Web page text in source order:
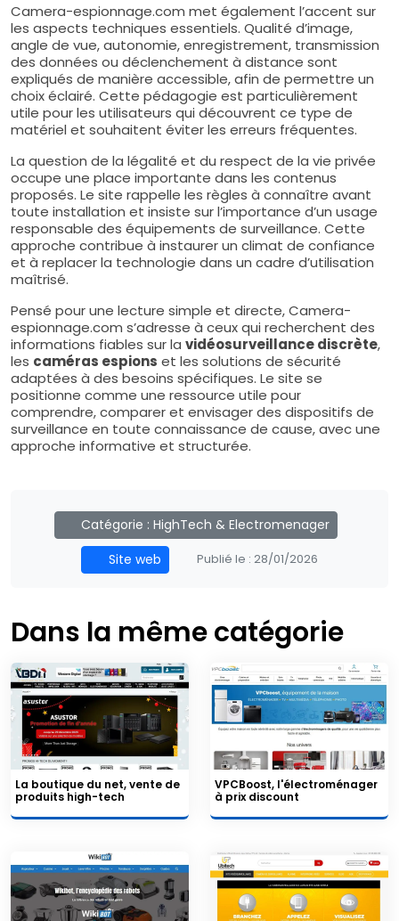
Camera-espionnage.com met également l’accent sur
les aspects techniques essentiels. Qualité d’image,
angle de vue, autonomie, enregistrement, transmission
des données ou déclenchement à distance sont
expliqués de manière accessible, afin de permettre un
choix éclairé. Cette pédagogie est particulièrement
utile pour les utilisateurs qui découvrent ce type de
matériel et souhaitent éviter les erreurs fréquentes.
La question de la légalité et du respect de la vie privée
occupe une place importante dans les contenus
proposés. Le site rappelle les règles à connaître avant
toute installation et insiste sur l’importance d’un usage
responsable des équipements de surveillance. Cette
approche contribue à instaurer un climat de confiance
et à replacer la technologie dans un cadre d’utilisation
maîtrisé.
Pensé pour une lecture simple et directe, Camera-
espionnage.com s’adresse à ceux qui recherchent des
informations fiables sur la vidéosurveillance discrète,
les caméras espions et les solutions de sécurité
adaptées à des besoins spécifiques. Le site se
positionne comme une ressource utile pour
comprendre, comparer et envisager des dispositifs de
surveillance en toute connaissance de cause, avec une
approche informative et structurée.
Catégorie :HighTech & Electromenager
Site web
Publié le : 28/01/2026
Dans la même catégorie
La boutique du net, vente de
produits high-tech
VPCBoost, l'électroménager
à prix discount